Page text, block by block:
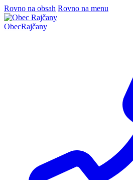
Rovno na obsah Rovno na menu
ObecRajčany